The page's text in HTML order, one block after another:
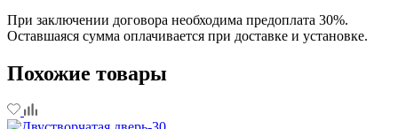
При заключении договора необходима предоплата 30%.
Оставшаяся сумма оплачивается при доставке и установке.
Похожие товары